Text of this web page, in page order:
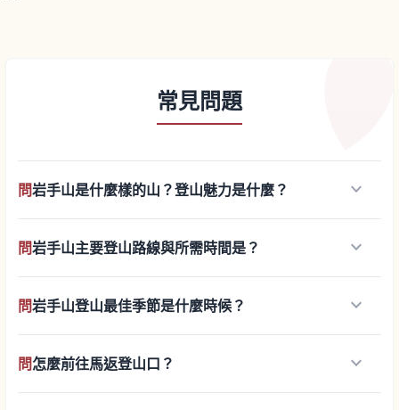
常見問題
問岩手山是什麼樣的山？登山魅力是什麼？ keyboard_arrow_down
問岩手山主要登山路線與所需時間是？ keyboard_arrow_down
問岩手山登山最佳季節是什麼時候？ keyboard_arrow_down
問怎麼前往馬返登山口？ keyboard_arrow_down